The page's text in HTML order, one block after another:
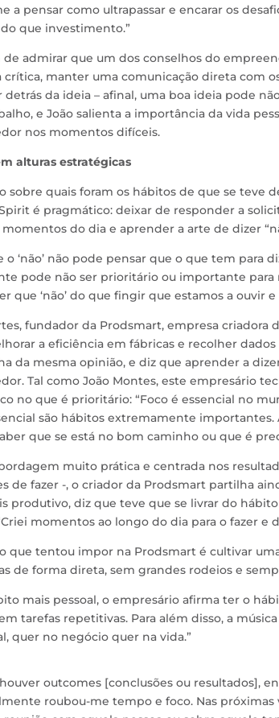
a pensar como ultrapassar e encarar os
que investimento.”
de admirar que um dos conselhos do
crítica, manter uma comunicação direta com
da ideia – afinal, uma boa ideia pode
e João salienta a importância da vida
nos momentos difíceis.
alturas estratégicas
sobre quais foram os hábitos de que se teve
é pragmático: deixar de responder a
do dia e aprender a arte de dizer
o ‘não’ não pode pensar que o que tem para
pode não ser prioritário ou importante
que ‘não’ do que fingir que estamos a ouvir
fundador da Prodsmart, empresa criadora
a eficiência em fábricas e recolher
da mesma opinião, e diz que aprender a
Tal como João Montes, este empresário
no que é prioritário: “Foco é essencial no
são hábitos extremamente importantes.
que se está no bom caminho ou que é
muito prática e centrada nos
de fazer -, o criador da Prodsmart partilha
produtivo, diz que teve que se livrar do
momentos ao longo do dia para o fazer e
que tentou impor na Prodsmart é cultivar
de forma direta, sem grandes rodeios e
mais pessoal, o empresário afirma ter o
tarefas repetitivas. Para além disso, a
quer no negócio quer na vida.”
outcomes [conclusões ou resultados],
roubou-me tempo e foco. Nas próximas